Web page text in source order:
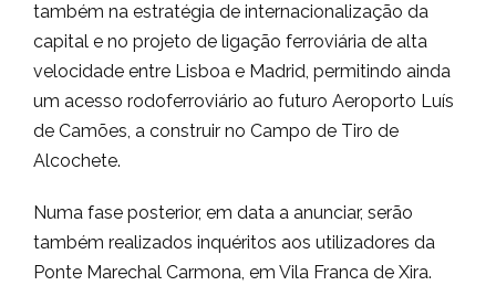
também na estratégia de internacionalização da
capital e no projeto de ligação ferroviária de alta
velocidade entre Lisboa e Madrid, permitindo ainda
um acesso rodoferroviário ao futuro Aeroporto Luís
de Camões, a construir no Campo de Tiro de
Alcochete.
Numa fase posterior, em data a anunciar, serão
também realizados inquéritos aos utilizadores da
Ponte Marechal Carmona, em Vila Franca de Xira.